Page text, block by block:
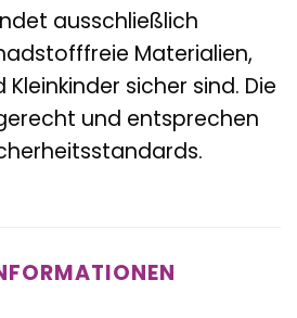
ausschließlich
Materialien,
sicher sind. Die
und entsprechen